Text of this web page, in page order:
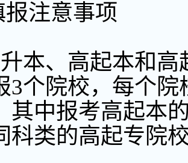
报注意事项
升本、高起本和
3个院校，每个院
其中报考高起本
科类的高起专院